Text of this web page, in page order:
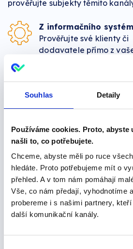
Souhlas Detaily
Používáme cookies. Proto, abyste
našli to, co potřebujete.
Chceme, abyste měli po ruce
hledáte. Proto potřebujeme mít o
přehled. A v tom nám pomáhají
Vše, co nám předají, vyhodnotíme
probereme i s našimi partnery,
další komunikační kanály.
prověřujte subjekty těmito
Z informačního
Prověřujte své klienty či
dodavatele přímo z
více informací >>
Přihlaste se na
odkudkoliv z libovolného
prohlížeče a prověřujte
on-line. více informací
Prověření emailem
Přihlaste se na
odkudkoliv z libovolného
on-line.více informací